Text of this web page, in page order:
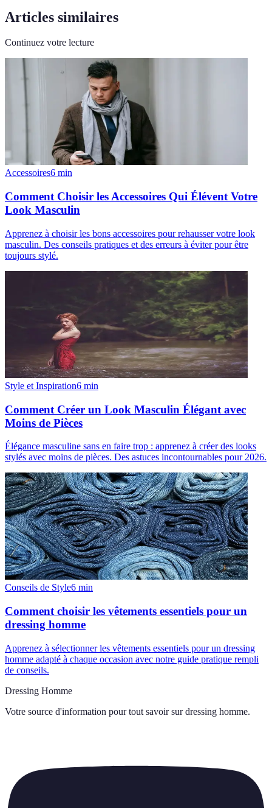
Articles similaires
Continuez votre lecture
Accessoires6 min
Comment Choisir les Accessoires Qui Élévent Votre
Look Masculin
Apprenez à choisir les bons accessoires pour rehausser votre look
masculin. Des conseils pratiques et des erreurs à éviter pour être
toujours stylé.
Style et Inspiration6 min
Comment Créer un Look Masculin Élégant avec
Moins de Pièces
Élégance masculine sans en faire trop : apprenez à créer des looks
stylés avec moins de pièces. Des astuces incontournables pour 2026.
Conseils de Style6 min
Comment choisir les vêtements essentiels pour un
dressing homme
Apprenez à sélectionner les vêtements essentiels pour un dressing
homme adapté à chaque occasion avec notre guide pratique rempli
de conseils.
Dressing Homme
Votre source d'information pour tout savoir sur dressing homme.